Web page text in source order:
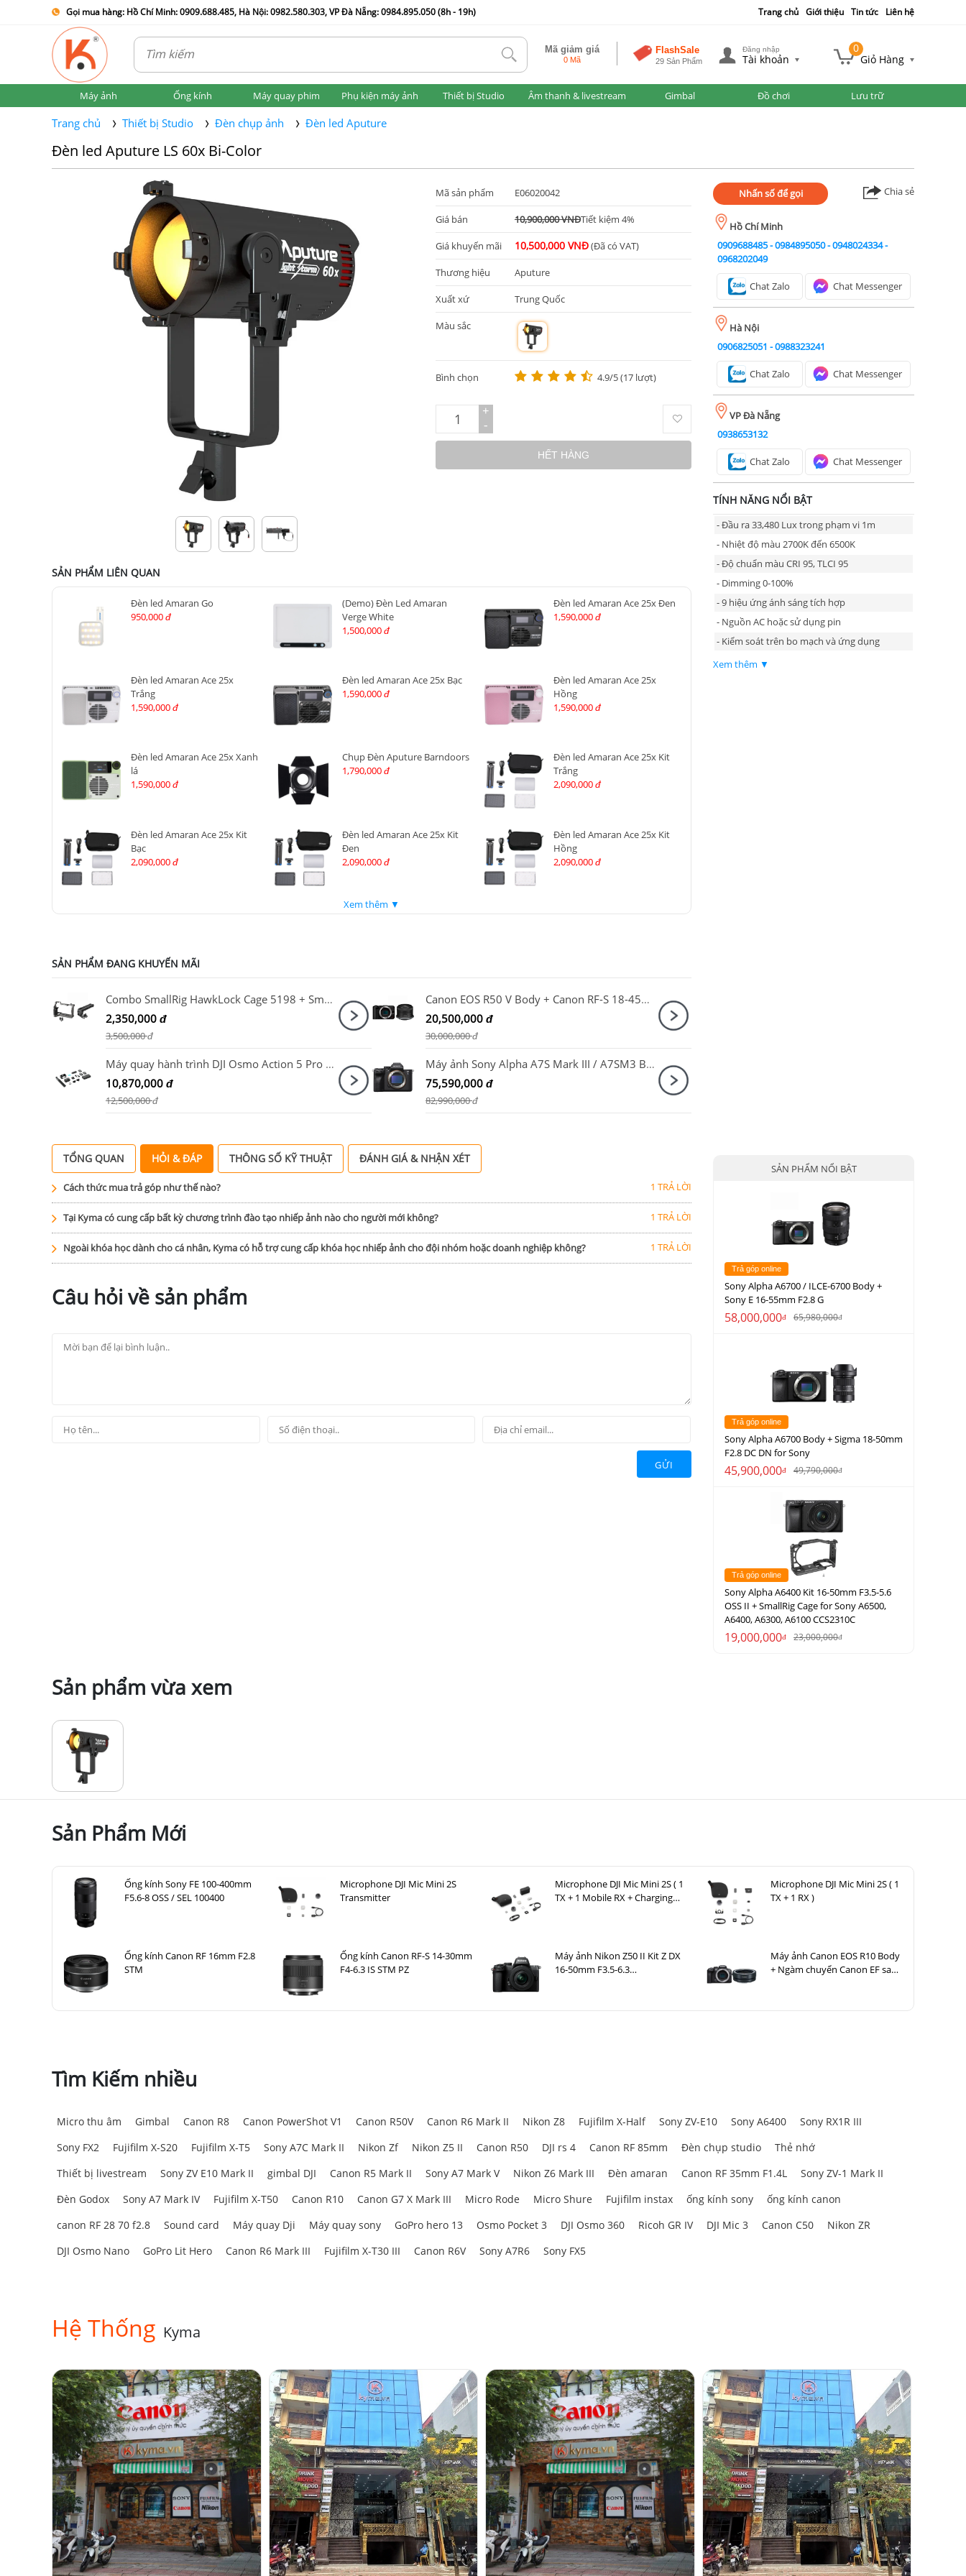
Gọi mua hàng: Hồ Chí Minh: 0909.688.485, Hà Nội: 0982.580.303, VP Đà Nẵng: 0984.895.050 (8h - 19h) Trang chủ Giới thiệu Tin tức Liên hệ
tlk Mã giảm giá
0 Mã
FlashSale
29 Sản Phẩm
Đăng nhập
Tài khoản
0
Giỏ Hàng
Máy ảnh Ống kính Máy quay phim Phụ kiện máy ảnh Thiết bị Studio Âm thanh & livestream Gimbal Đồ chơi Lưu trữ
Trang chủ Thiết bị Studio Đèn chụp ảnh Đèn led Aputure
Đèn led Aputure LS 60x Bi-Color
Mã sản phẩm E06020042
Giá bán 10,900,000 VNĐTiết kiệm 4%
Giá khuyến mãi 10,500,000 VNĐ(Đã có VAT)
Thương hiệu Aputure
Xuất xứ Trung Quốc
Màu sắc
m
Bình chọn 4.9/5 (17 lượt)
+
-
HẾT HÀNG
SẢN PHẨM LIÊN QUAN
Đèn led Amaran Go
950,000 đ
(Demo) Đèn Led Amaran
Verge White
1,500,000 đ
Đèn led Amaran Ace 25x Đen
1,590,000 đ
Đèn led Amaran Ace 25x
Trắng
1,590,000 đ
Đèn led Amaran Ace 25x Bạc
1,590,000 đ
Đèn led Amaran Ace 25x
Hồng
1,590,000 đ
Đèn led Amaran Ace 25x Xanh
lá
1,590,000 đ
Chụp Đèn Aputure Barndoors
1,790,000 đ
Đèn led Amaran Ace 25x Kit
Trắng
2,090,000 đ
Đèn led Amaran Ace 25x Kit
Bạc
2,090,000 đ
Đèn led Amaran Ace 25x Kit
Đen
2,090,000 đ
Đèn led Amaran Ace 25x Kit
Hồng
2,090,000 đ
Xem thêm ▼
SẢN PHẨM ĐANG KHUYẾN MÃI
Combo SmallRig HawkLock Cage 5198 + SmallRig NATO Top Handle 3766 cho Sony A7CM2, A7CR
2,350,000 đ
3,500,000đ
Canon EOS R50 V Body + Canon RF-S 18-45mm F4.5-6.3 IS STM
20,500,000 đ
30,000,000đ
Máy quay hành trình DJI Osmo Action 5 Pro Adventure Combo
10,870,000 đ
12,500,000đ
Máy ảnh Sony Alpha A7S Mark III / A7SM3 Body
75,590,000 đ
82,990,000đ
Nhấn số để gọi Chia sẻ
Hồ Chí Minh
0909688485-0984895050-0948024334-
0968202049
Chat Zalo Chat Messenger
Hà Nội
0906825051 -0988323241
Chat Zalo Chat Messenger
VP Đà Nẵng
0938653132
Chat Zalo Chat Messenger
TÍNH NĂNG NỔI BẬT
- Đầu ra 33,480 Lux trong phạm vi 1m
- Nhiệt độ màu 2700K đến 6500K
- Độ chuẩn màu CRI 95, TLCI 95
- Dimming 0-100%
- 9 hiệu ứng ánh sáng tích hợp
- Nguồn AC hoặc sử dụng pin
- Kiểm soát trên bo mạch và ứng dụng
Xem thêm ▼
TỔNG QUAN HỎI & ĐÁP THÔNG SỐ KỸ THUẬT ĐÁNH GIÁ & NHẬN XÉT
Cách thức mua trả góp như thế nào? 1 TRẢ LỜI
Tại Kyma có cung cấp bất kỳ chương trình đào tạo nhiếp ảnh nào cho người mới không? 1 TRẢ LỜI
Ngoài khóa học dành cho cá nhân, Kyma có hỗ trợ cung cấp khóa học nhiếp ảnh cho đội nhóm hoặc doanh nghiệp không? 1 TRẢ LỜI
Câu hỏi về sản phẩm
GỬI
SẢN PHẨM NỔI BẬT
Trả góp online
Sony Alpha A6700 / ILCE-6700 Body +
Sony E 16-55mm F2.8 G
58,000,000đ 65,980,000đ
Trả góp online
Sony Alpha A6700 Body + Sigma 18-50mm
F2.8 DC DN for Sony
45,900,000đ 49,790,000đ
Trả góp online
Sony Alpha A6400 Kit 16-50mm F3.5-5.6
OSS II + SmallRig Cage for Sony A6500,
A6400, A6300, A6100 CCS2310C
19,000,000đ 23,000,000đ
Sản phẩm vừa xem
Sản Phẩm Mới
Ống kính Sony FE 100-400mm
F5.6-8 OSS / SEL 100400
Microphone DJI Mic Mini 2S
Transmitter
Microphone DJI Mic Mini 2S ( 1
TX + 1 Mobile RX + Charging
Microphone DJI Mic Mini 2S ( 1
TX + 1 RX )
Ống kính Canon RF 16mm F2.8
STM
Ống kính Canon RF-S 14-30mm
F4-6.3 IS STM PZ
Máy ảnh Nikon Z50 II Kit Z DX
16-50mm F3.5-6.3
Máy ảnh Canon EOS R10 Body
+ Ngàm chuyển Canon EF sang
Tìm Kiếm nhiều
Micro thu âm Gimbal Canon R8 Canon PowerShot V1 Canon R50V Canon R6 Mark II Nikon Z8 Fujifilm X-Half Sony ZV-E10 Sony A6400
Sony RX1R III
Sony FX2
Fujifilm X-S20 Fujifilm X-T5 Sony A7C Mark II Nikon Zf Nikon Z5 II Canon R50 DJI rs 4 Canon RF 85mm Đèn chụp studio
Thẻ nhớ
Thiết bị livestream
Sony ZV E10 Mark II gimbal DJI Canon R5 Mark II Sony A7 Mark V Nikon Z6 Mark III Đèn amaran Canon RF 35mm F1.4L
Sony ZV-1 Mark II
Đèn Godox
Sony A7 Mark IV Fujifilm X-T50 Canon R10 Canon G7 X Mark III Micro Rode Micro Shure Fujifilm instax ống kính sony
ống kính canon
canon RF 28 70 f2.8
Sound card Máy quay Dji Máy quay sony GoPro hero 13 Osmo Pocket 3 DJI Osmo 360 Ricoh GR IV DJI Mic 3 Canon C50
Nikon ZR
DJI Osmo Nano
GoPro Lit Hero Canon R6 Mark III Fujifilm X-T30 III Canon R6V Sony A7R6 Sony FX5
Hệ Thống Kyma